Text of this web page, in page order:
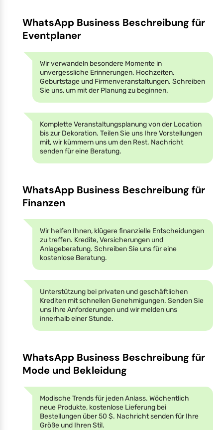
WhatsApp Business Beschreibung für
Eventplaner
Wir verwandeln besondere Momente in
unvergessliche Erinnerungen. Hochzeiten,
Geburtstage und Firmenveranstaltungen. Schreiben
Sie uns, um mit der Planung zu beginnen.
Komplette Veranstaltungsplanung von der Location
bis zur Dekoration. Teilen Sie uns Ihre Vorstellungen
mit, wir kümmern uns um den Rest. Nachricht
senden für eine Beratung.
WhatsApp Business Beschreibung für
Finanzen
Wir helfen Ihnen, klügere finanzielle Entscheidungen
zu treffen. Kredite, Versicherungen und
Anlageberatung. Schreiben Sie uns für eine
kostenlose Beratung.
Unterstützung bei privaten und geschäftlichen
Krediten mit schnellen Genehmigungen. Senden Sie
uns Ihre Anforderungen und wir melden uns
innerhalb einer Stunde.
WhatsApp Business Beschreibung für
Mode und Bekleidung
Modische Trends für jeden Anlass. Wöchentlich
neue Produkte, kostenlose Lieferung bei
Bestellungen über 50 $. Nachricht senden für Ihre
Größe und Ihren Stil.